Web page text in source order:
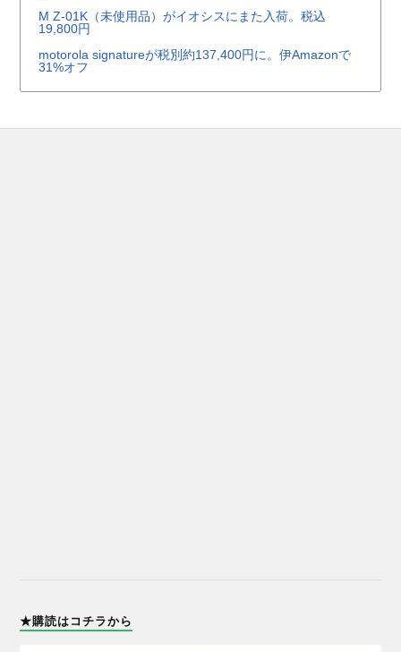
M Z-01K（未使用品）がイオシスにまた入荷。税込
19,800円
motorola signatureが税別約137,400円に。伊Amazonで
31%オフ
★購読はコチラから